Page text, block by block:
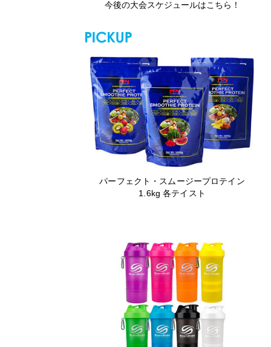
今後の大会スケジュールはこちら！
パーフェクト・スムージープロテイン
1.6kg 各テイスト